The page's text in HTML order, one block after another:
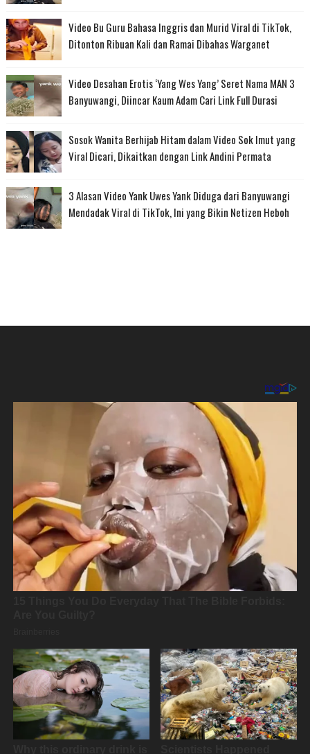
Video Bu Guru Bahasa Inggris dan Murid Viral di TikTok,
Ditonton Ribuan Kali dan Ramai Dibahas Warganet
Video Desahan Erotis ‘Yang Wes Yang’ Seret Nama MAN 3
Banyuwangi, Diincar Kaum Adam Cari Link Full Durasi
Sosok Wanita Berhijab Hitam dalam Video Sok Imut yang
Viral Dicari, Dikaitkan dengan Link Andini Permata
3 Alasan Video Yank Uwes Yank Diduga dari Banyuwangi
Mendadak Viral di TikTok, Ini yang Bikin Netizen Heboh